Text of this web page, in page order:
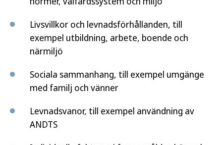
Livsvillkor och levnadsförhållanden, till
exempel utbildning, arbete, boende och
närmiljö
Sociala sammanhang, till exempel umgänge
med familj och vänner
Levnadsvanor, till exempel användning av
ANDTS